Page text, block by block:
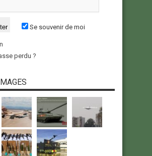
Se souvenir de moi
perdu ?